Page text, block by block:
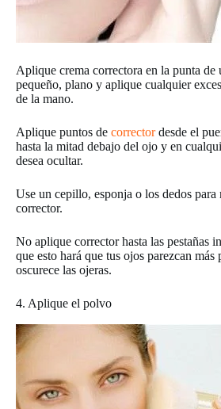
Aplique crema correctora en la punta de
pequeño, plano y aplique cualquier
de la mano.
Aplique puntos de correctordesde el
hasta la mitad debajo del ojo y en
desea ocultar.
Use un cepillo, esponja o los dedos para
corrector.
No aplique corrector hasta las pestañas
que esto hará que tus ojos parezcan más
oscurece las ojeras.
4. Aplique el polvo